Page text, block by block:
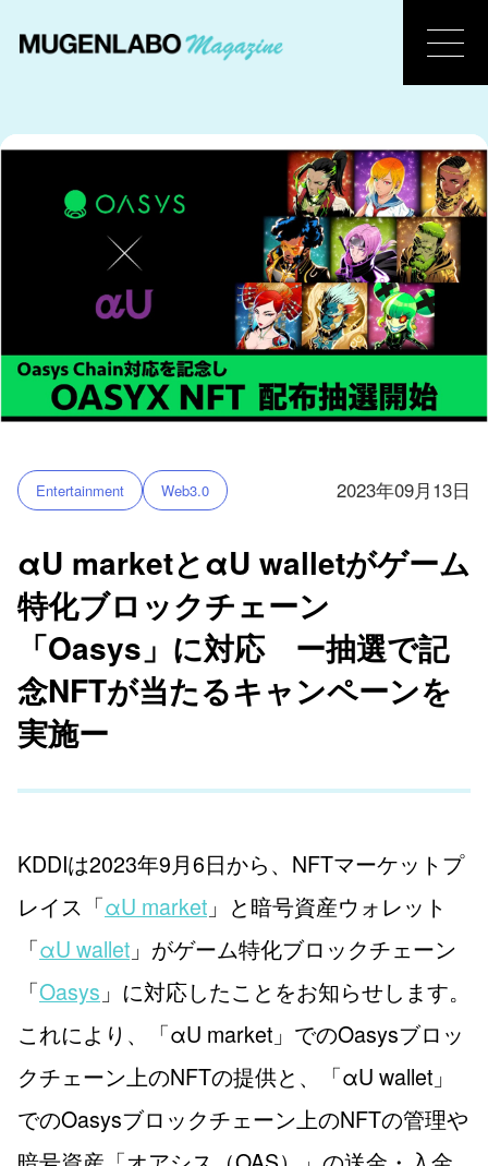
Entertainment Web3.0 2023年09月13日
αU marketとαU walletがゲーム
特化ブロックチェーン
「Oasys」に対応 ー抽選で記
念NFTが当たるキャンペーンを
実施ー
KDDIは2023年9月6日から、NFTマーケットプ
レイス「αU market 」と暗号資産ウォレット
「αU wallet 」がゲーム特化ブロックチェーン
「Oasys 」に対応したことをお知らせします。
これにより、「αU market」でのOasysブロッ
クチェーン上のNFTの提供と、「αU wallet」
でのOasysブロックチェーン上のNFTの管理や